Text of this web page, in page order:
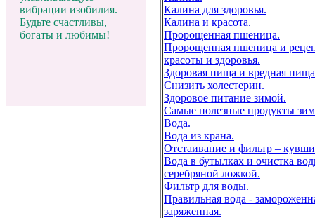
вибрации изобилия.
Будьте счастливы,
богаты и любимы!
Калина для здоровья.
Калина и красота.
Пророщенная пшеница.
Пророщенная пшеница и
красоты и здоровья.
Здоровая пища и вредная
Cнизить холестерин.
Здоровое питание зимой.
Самые полезные продукты
Вода.
Вода из крана.
Отстаивание и фильтр –
Вода в бутылках и очистка
серебряной ложкой.
Фильтр для воды.
Правильная вода -
заряженная.